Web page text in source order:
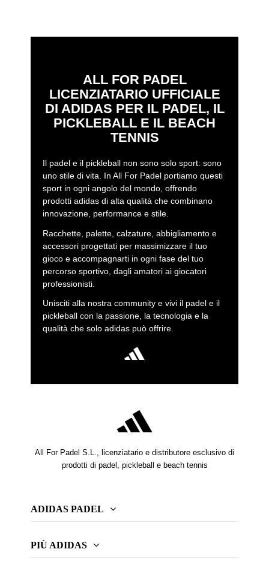
ALL FOR PADEL
LICENZIATARIO UFFICIALE
DI ADIDAS PER IL PADEL, IL
PICKLEBALL E IL BEACH
TENNIS
Il padel e il pickleball non sono solo sport: sono
uno stile di vita. In All For Padel portiamo questi
sport in ogni angolo del mondo, offrendo
prodotti adidas di alta qualità che combinano
innovazione, performance e stile.
Racchette, palette, calzature, abbigliamento e
accessori progettati per massimizzare il tuo
gioco e accompagnarti in ogni fase del tuo
percorso sportivo, dagli amatori ai giocatori
professionisti.
Unisciti alla nostra community e vivi il padel e il
pickleball con la passione, la tecnologia e la
qualità che solo adidas può offrire.
All For Padel S.L., licenziatario e distributore esclusivo di
prodotti di padel, pickleball e beach tennis
ADIDAS PADEL
PIÙ ADIDAS